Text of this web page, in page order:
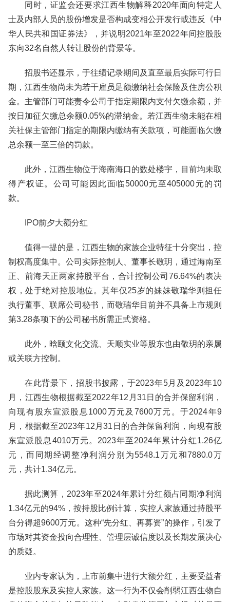
同时，证监会还要求江西生物解释2020年面向特定人
士及内部人员的股份增发是否构成变相公开发行或违反《中
华人民共和国证券法》，并说明2021年至2022年间控股股
东向32名自然人转让股份的背景等。
招股书还显示，于往绩记录期间及直至最后实际可行日
期，江西生物尚未为若干雇员足额缴纳社会保险及住房公积
金。主管部门可能责令公司于指定期限内支付欠缴余额，并
按日加征欠缴总余额0.05%的滞纳金。若江西生物未能在相
关社保主管部门指定的期限内缴纳有关款项，可能面临欠缴
总余额一至三倍的罚款。
此外，江西生物位于海南海口的数处楼宇，目前均未取
得产权证。公司可能因此面临50000元至405000元的罚
款。
IPO前夕大额分红
值得一提的是，江西生物的家族企业特征十分突出，控
制权高度集中。公司实际控制人、董事长敬玥，通过海南至
正、前海天正两家持股平台，合计控制公司76.64%的表决
权，处于绝对控股地位。其年仅25岁的妹妹敬瑞华则担任
执行董事、联席公司秘书，而敬瑞华目前并不具备上市规则
第3.28条项下的公司秘书所需正式资格。
此外，晗颐文化交流、天顺实业等股东也由敬玥的亲属
或关联方控制。
在此背景下，招股书披露，于2023年5月及2023年10
月，江西生物根据截至2022年12月31日的合并保留利润，
向现有股东宣派股息1000万元及7600万元。于2024年9
月，根据截至2023年12月31日的合并保留利润，向现有股
东宣派股息4010万元。2023年至2024年累计分红1.26亿
元，而同期经调整净利润分别为5548.1万元和7880.0万
元，共计1.34亿元。
据此测算，2023年至2024年累计分红额占同期净利润
1.34亿元的94%，按持股比例计算，实控人家族通过持股平
台分得超9600万元。这种“先分红、再募资”的操作，引发了
市场对其资金投向合理性、管理层诚信度以及长期发展决心
的质疑。
业内专家认为，上市前集中进行大额分红，主要受益者
是控股股东及实控人家族。这一行为不仅会削弱江西生物自